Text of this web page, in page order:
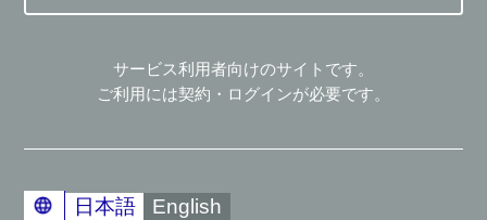
サービス利用者向けのサイトです。
ご利用には契約・ログインが必要です。
日本語 English